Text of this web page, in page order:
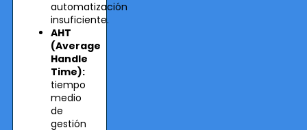
automatización
insuficiente.
AHT
(Average
Handle
Time):
tiempo
medio
de
gestión